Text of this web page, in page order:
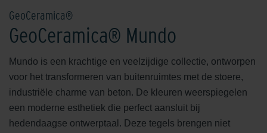
GeoCeramica®
GeoCeramica® Mundo
Mundo is een krachtige en veelzijdige collectie, ontworpen
voor het transformeren van buitenruimtes met de stoere,
industriële charme van beton. De kleuren weerspiegelen
een moderne esthetiek die perfect aansluit bij
hedendaagse ontwerptaal. Deze tegels brengen niet